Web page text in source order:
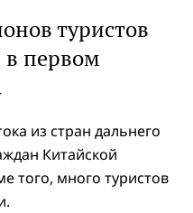
туристов
первом
из стран дальнего
Китайской
того, много туристов